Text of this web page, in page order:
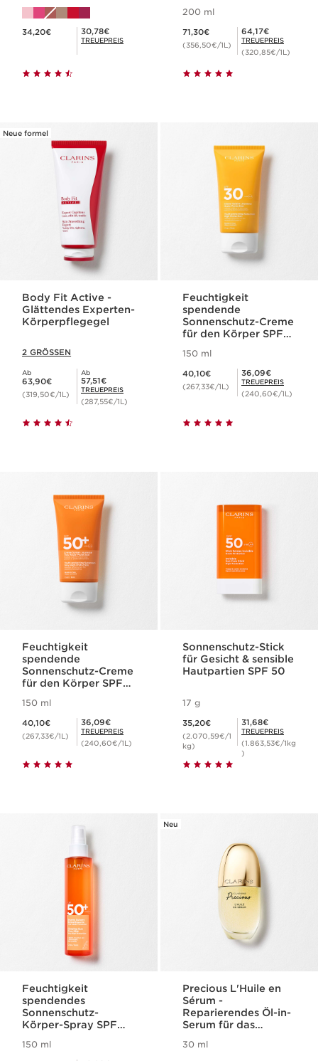
34,20€ Mitgliederpreis 30,78€
30,78€
TREUEPREIS
200 ml
71,30€
(356,50€/1L)
Mitgliederpreis 64,17€
64,17€
TREUEPREIS
(320,85€/1L)
Neue formel
Body Fit Active -
Glättendes Experten-
Körperpflegegel
2 GRÖSSEN
Ab
Aktueller Preis 63,90€
63,90€
(319,50€/1L)
Ab
Mitgliederpreis 57,51€
57,51€
TREUEPREIS
(287,55€/1L)
Feuchtigkeit
spendende
Sonnenschutz-Creme
für den Körper SPF
150 ml
40,10€
(267,33€/1L)
Mitgliederpreis 36,09€
36,09€
TREUEPREIS
(240,60€/1L)
Feuchtigkeit
spendende
Sonnenschutz-Creme
für den Körper SPF
150 ml
40,10€
(267,33€/1L)
Mitgliederpreis 36,09€
36,09€
TREUEPREIS
(240,60€/1L)
Sonnenschutz-Stick
für Gesicht & sensible
Hautpartien SPF 50
17 g
35,20€
(2.070,59€/1
kg)
Mitgliederpreis 31,68€
31,68€
TREUEPREIS
(1.863,53€/1kg
)
Feuchtigkeit
spendendes
Sonnenschutz-
Körper-Spray SPF
150 ml
Neu
Precious L'Huile en
Sérum -
Reparierendes Öl-in-
Serum für das
30 ml